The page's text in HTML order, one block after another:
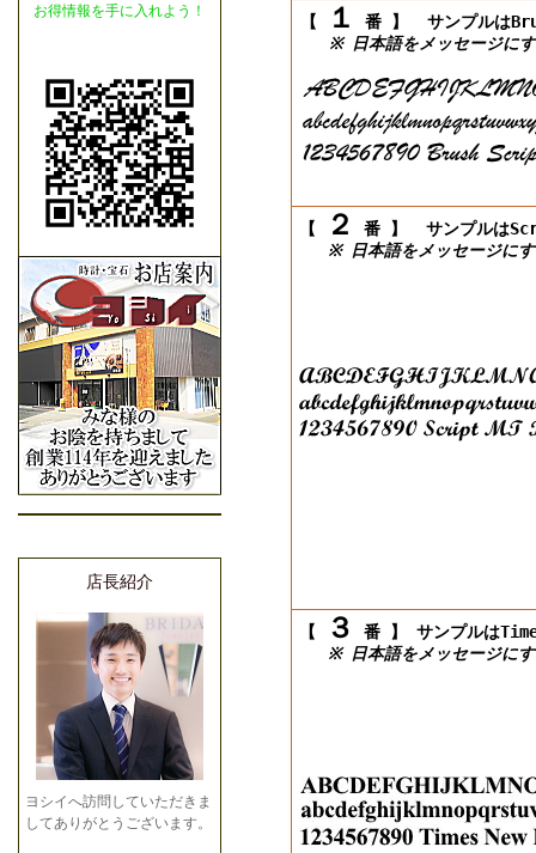
お得情報を手に入れよう！
店長紹介
ヨシイへ訪問していただきま
してありがとうございます。
【 １ 番 】
サンプルは
※ 日本語をメッセージにす
【 ２ 番 】
サンプルは
※ 日本語をメッセージにす
【 ３ 番 】
サンプルは
※ 日本語をメッセージにす